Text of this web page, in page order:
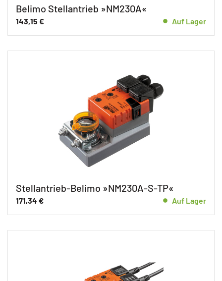
Belimo Stellantrieb »NM230A«
143,15 € Auf Lager
Stellantrieb-Belimo »NM230A-S-TP«
171,34 € Auf Lager